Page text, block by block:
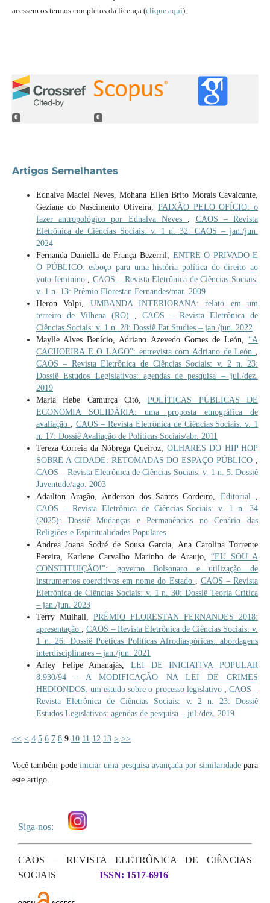
acessem os termos completos da licença (clique aqui).
0 0
Artigos Semelhantes
Ednalva Maciel Neves, Mohana Ellen Brito Morais Cavalcante,
Geziane do Nascimento Oliveira, PAIXÃO PELO OFÍCIO: o
fazer antropológico por Ednalva Neves , CAOS – Revista
Eletrônica de Ciências Sociais: v. 1 n. 32: CAOS – jan./jun.
2024
Fernanda Daniella de França Bezerril, ENTRE O PRIVADO E
O PÚBLICO: esboço para uma história política do direito ao
voto feminino , CAOS – Revista Eletrônica de Ciências Sociais:
v. 1 n. 13: Prêmio Florestan Fernandes/mar. 2009
Heron Volpi, UMBANDA INTERIORANA: relato em um
terreiro de Vilhena (RO) ,CAOS – Revista Eletrônica de
Ciências Sociais: v. 1 n. 28: Dossiê Fat Studies – jan./jun. 2022
Maylle Alves Benício, Adriano Azevedo Gomes de León,“A
CACHOEIRA E O LAGO”: entrevista com Adriano de León ,
CAOS – Revista Eletrônica de Ciências Sociais: v. 2 n. 23:
Dossiê Estudos Legislativos: agendas de pesquisa – jul./dez.
2019
Maria Hebe Camurça Citó,POLÍTICAS PÚBLICAS DE
ECONOMIA SOLIDÁRIA: uma proposta etnográfica de
avaliação , CAOS – Revista Eletrônica de Ciências Sociais: v. 1
n. 17: Dossiê Avaliação de Políticas Sociais/abr. 2011
Tereza Correia da Nóbrega Queiroz, OLHARES DO HIP HOP
SOBRE A CIDADE: RETOMADAS DO ESPAÇO PÚBLICO ,
CAOS – Revista Eletrônica de Ciências Sociais: v. 1 n. 5: Dossiê
Juventude/ago. 2003
Adailton Aragão, Anderson dos Santos Cordeiro, Editorial ,
CAOS – Revista Eletrônica de Ciências Sociais: v. 1 n. 34
(2025): Dossiê Mudanças e Permanências no Cenário das
Religiões e Espiritualidades Populares
Andrea Joana Sodré de Sousa Garcia, Ana Carolina Torrente
Pereira, Karlene Carvalho Marinho de Araujo,“EU SOU A
CONSTITUIÇÃO!”: governo Bolsonaro e utilização de
instrumentos coercitivos em nome do Estado , CAOS – Revista
Eletrônica de Ciências Sociais: v. 1 n. 30: Dossiê Teoria Crítica
– jan./jun. 2023
Terry Mulhall, PRÊMIO FLORESTAN FERNANDES 2018:
apresentação , CAOS – Revista Eletrônica de Ciências Sociais: v.
1 n. 26: Dossiê Poéticas Políticas Afrodiaspóricas: abordagens
interdisciplinares – jan./jun. 2021
Arley Felipe Amanajás, LEI DE INICIATIVA POPULAR
8.930/94 – A MODIFICAÇÃO NA LEI DE CRIMES
HEDIONDOS: um estudo sobre o processo legislativo , CAOS –
Revista Eletrônica de Ciências Sociais: v. 2 n. 23: Dossiê
Estudos Legislativos: agendas de pesquisa – jul./dez. 2019
<< < 4 5 6 7 8 9 10 11 12 13 > >>
Você também pode iniciar uma pesquisa avançada por similaridadepara
este artigo.
Siga-nos:
CAOS – REVISTA ELETRÔNICA DE CIÊNCIAS
SOCIAIS
ISSN: 1517-6916